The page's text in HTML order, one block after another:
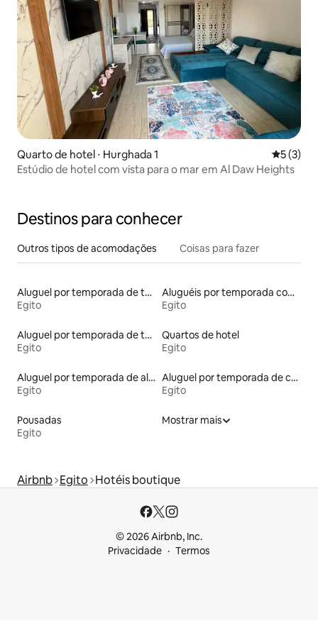
Quarto de hotel ⋅ Hurghada 1 5 de
5 (3)
Estúdio de hotel com vista para o mar em Al Daw Heights
Destinos para conhecer
Outros tipos de acomodações Coisas para fazer
Aluguel por temporada de townhouses
Egito
Aluguéis por temporada com suítes privativas
Egito
Aluguel por temporada de tendas
Egito
Quartos de hotel
Egito
Aluguel por temporada de alojamentos ecológicos
Egito
Aluguel por temporada de casas na terra
Egito
Pousadas
Egito
Mostrar mais
Airbnb Egito Hotéis boutique
© 2026 Airbnb, Inc.
Privacidade
Termos